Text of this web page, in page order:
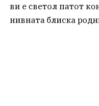
ви е светол патот
нивната блиска